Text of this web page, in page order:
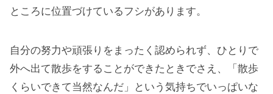
ところに位置づけているフシがあります。
自分の努力や頑張りをまったく認められず、ひとりで
外へ出て散歩をすることができたときでさえ、「散歩
くらいできて当然なんだ」という気持ちでいっぱいな